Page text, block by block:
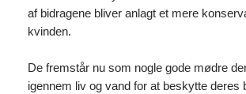
af bidragene bliver anlagt et mere
kvinden.
De fremstår nu som nogle gode mødre
igennem liv og vand for at beskytte deres